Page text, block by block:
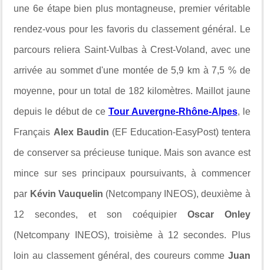
une 6e étape bien plus montagneuse, premier véritable
rendez-vous pour les favoris du classement général. Le
parcours reliera Saint-Vulbasà Crest-Voland, avec une
arrivée au sommet d'une montée de 5,9 km à 7,5 % de
moyenne, pour un total de 182 kilomètres. Maillot jaune
depuis le début de ce Tour Auvergne-Rhône-Alpes, le
Français Alex Baudin (EF Education-EasyPost) tentera
de conserver sa précieuse tunique. Mais son avance est
mince sur ses principaux poursuivants, à commencer
par Kévin Vauquelin (Netcompany INEOS), deuxième à
12 secondes, et son coéquipier Oscar Onley
(Netcompany INEOS), troisième à 12 secondes. Plus
loin au classement général, des coureurs comme Juan